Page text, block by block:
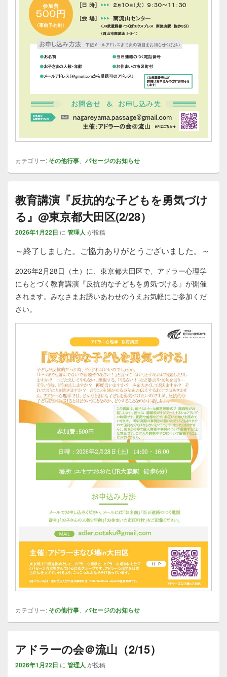
カテゴリー: その他行事 パセージのお知らせ
教育講演『反抗的な子どもを勇気づけ
る』@東京都大田区(2/28）
2026年1月22日 に 管理人 が投稿
～終了しました。ご協力ありがとうございました。～
2026年2月28日（土）に、東京都大田区で、アドラー心理学
にもとづく教育講演『反抗的な子どもを勇気づける』が開催
されます。みなさまお誘いあわせのうえお気軽にご参加くだ
さい。
カテゴリー: その他行事 パセージのお知らせ
アドラーの会＠流山（2/15）
2026年1月22日 に 管理人 が投稿